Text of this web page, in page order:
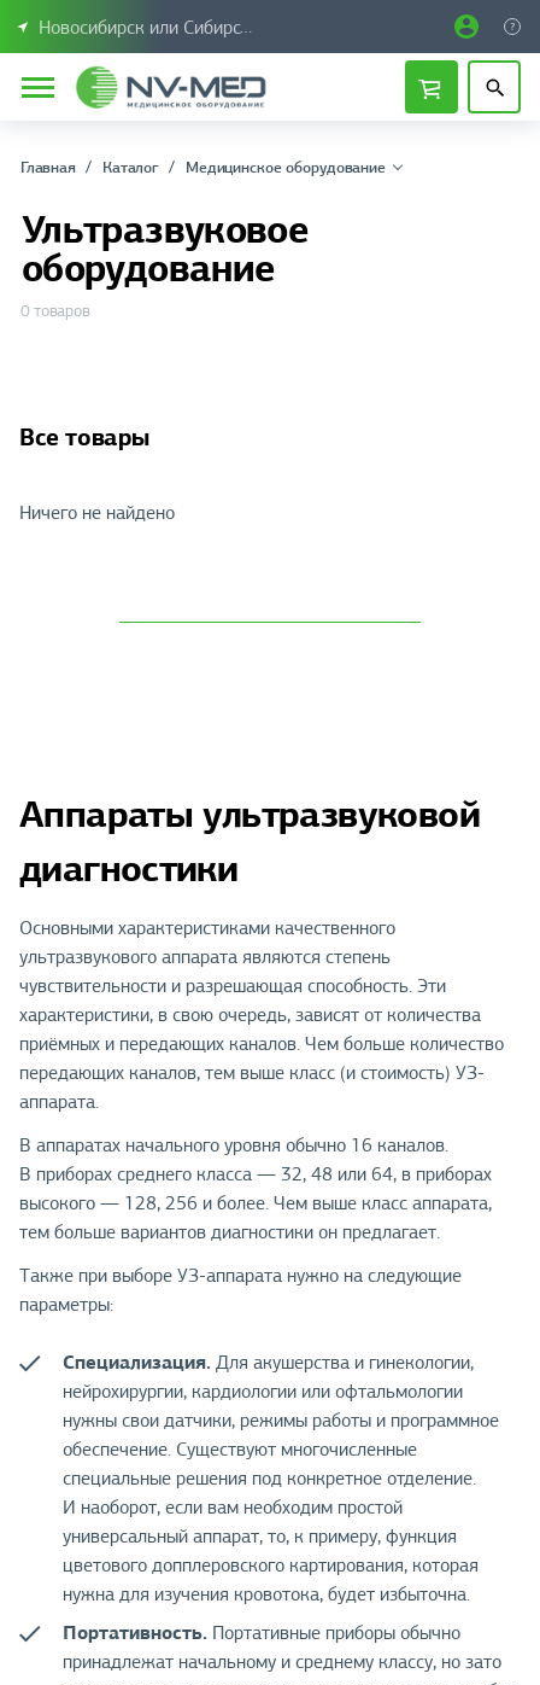
Новосибирск или Сибирский федеральный округ
Главная Каталог Медицинское оборудование
Ультразвуковое
оборудование
0 товаров
Все товары
Ничего не найдено
Аппараты ультразвуковой
диагностики
Основными характеристиками качественного
ультразвукового аппарата являются степень
чувствительности и разрешающая способность. Эти
характеристики, в свою очередь, зависят от количества
приёмных и передающих каналов. Чем больше количество
передающих каналов, тем выше класс (и стоимость) УЗ-
аппарата.
В аппаратах начального уровня обычно 16 каналов.
В приборах среднего класса — 32, 48 или 64, в приборах
высокого — 128, 256 и более. Чем выше класс аппарата,
тем больше вариантов диагностики он предлагает.
Также при выборе УЗ-аппарата нужно на следующие
параметры:
Специализация. Для акушерства и гинекологии,
нейрохирургии, кардиологии или офтальмологии
нужны свои датчики, режимы работы и программное
обеспечение. Существуют многочисленные
специальные решения под конкретное отделение.
И наоборот, если вам необходим простой
универсальный аппарат, то, к примеру, функция
цветового допплеровского картирования, которая
нужна для изучения кровотока, будет избыточна.
Портативность. Портативные приборы обычно
принадлежат начальному и среднему классу, но зато